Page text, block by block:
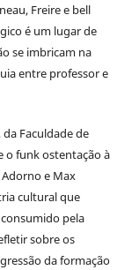
Freire e bell
é um lugar de
se imbricam na
entre professor e
Faculdade de
o funk ostentação à
Adorno e Max
cultural que
pela
sobre os
da formação